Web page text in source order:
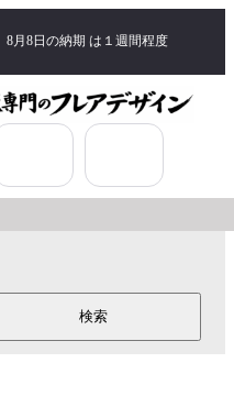
8月8日の納期 は １週間程度
検索